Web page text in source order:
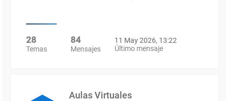
28
Temas
84
Mensajes
11 May 2026, 13:22
Último mensaje
Aulas Virtuales